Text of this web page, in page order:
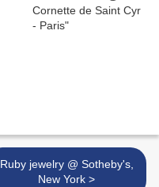
Ruby jewelry @ Sotheby's,
New York >